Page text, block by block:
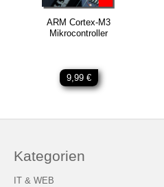
ARM Cortex-M3
Mikrocontroller
9,99 €
Kategorien
IT & WEB